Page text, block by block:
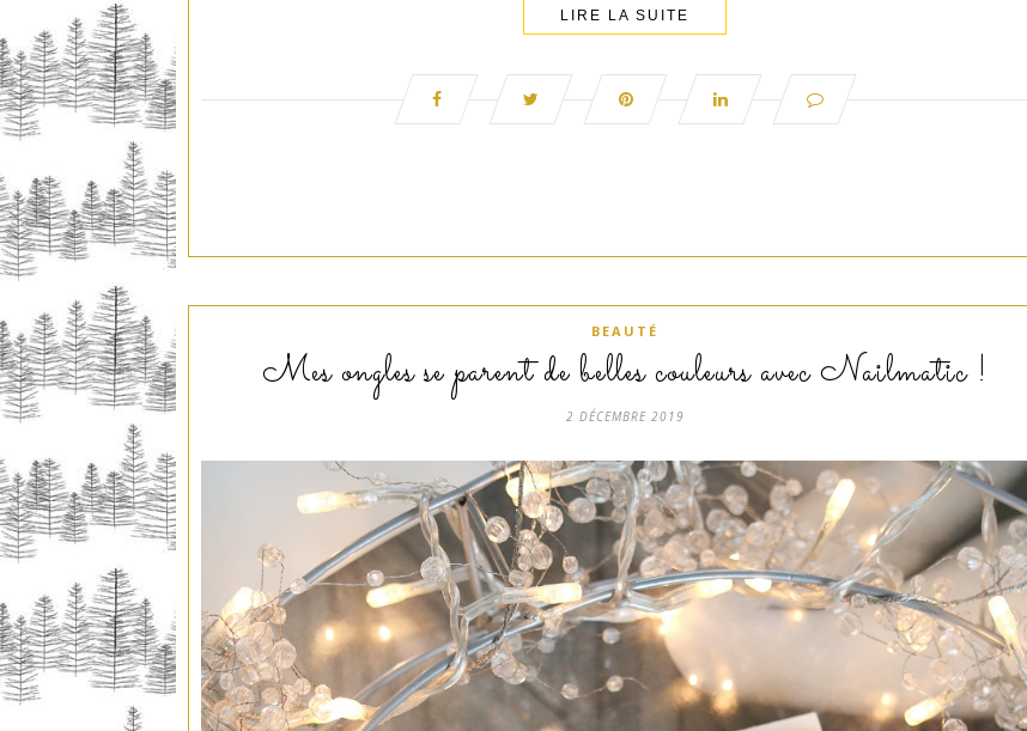
LIRE LA SUITE
BEAUTÉ
Mes ongles se parent de belles couleurs avec Nailmatic !
2 DÉCEMBRE 2019